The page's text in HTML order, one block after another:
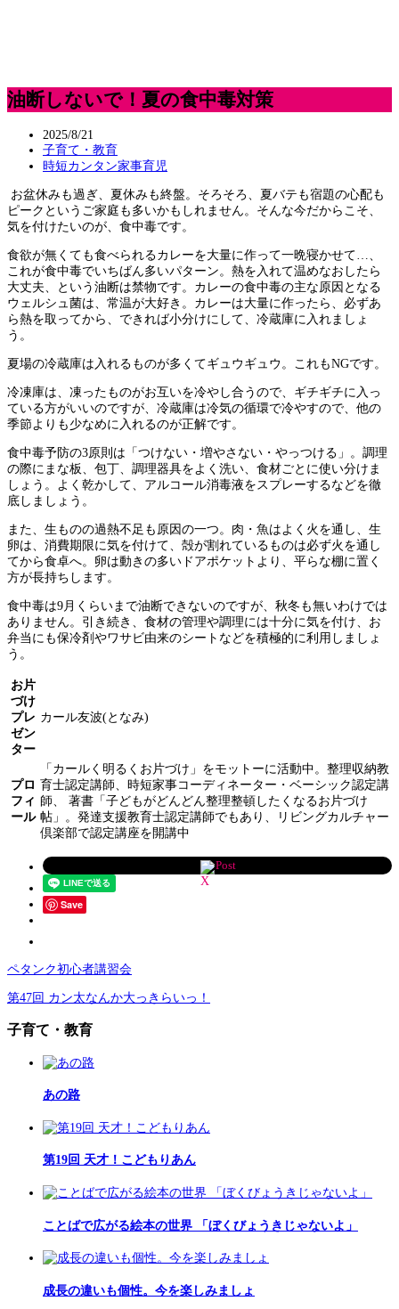
油断しないで！夏の食中毒対策
2025/8/21
子育て・教育
時短カンタン家事育児
お盆休みも過ぎ、夏休みも終盤。そろそろ、夏バテも宿題の心配も
ピークというご家庭も多いかもしれません。そんな今だからこそ、
気を付けたいのが、食中毒です。
食欲が無くても食べられるカレーを大量に作って一晩寝かせて…、
これが食中毒でいちばん多いパターン。熱を入れて温めなおしたら
大丈夫、という油断は禁物です。カレーの食中毒の主な原因となる
ウェルシュ菌は、常温が大好き。カレーは大量に作ったら、必ずあ
ら熱を取ってから、できれば小分けにして、冷蔵庫に入れましょ
う。
夏場の冷蔵庫は入れるものが多くてギュウギュウ。これもNGです。
冷凍庫は、凍ったものがお互いを冷やし合うので、ギチギチに入っ
ている方がいいのですが、冷蔵庫は冷気の循環で冷やすので、他の
季節よりも少なめに入れるのが正解です。
食中毒予防の3原則は「つけない・増やさない・やっつける」。調理
の際にまな板、包丁、調理器具をよく洗い、食材ごとに使い分けま
しょう。よく乾かして、アルコール消毒液をスプレーするなどを徹
底しましょう。
また、生ものの過熱不足も原因の一つ。肉・魚はよく火を通し、生
卵は、消費期限に気を付けて、殻が割れているものは必ず火を通し
てから食卓へ。卵は動きの多いドアポケットより、平らな棚に置く
方が長持ちします。
食中毒は9月くらいまで油断できないのですが、秋冬も無いわけでは
ありません。引き続き、食材の管理や調理には十分に気を付け、お
弁当にも保冷剤やワサビ由来のシートなどを積極的に利用しましょ
う。
お片
づけ
プレ
ゼン
ター
カール友波(となみ)
プロ
フィ
ール
「カールく明るくお片づけ」をモットーに活動中。整理収納教
育士認定講師、時短家事コーディネーター・ベーシック認定講
師、 著書「子どもがどんどん整理整頓したくなるお片づけ
帖」。発達支援教育士認定講師でもあり、リビングカルチャー
倶楽部で認定講座を開講中
Post
Save
ペタンク初心者講習会
第47回 カン太なんか大っきらいっ！
子育て・教育
あの路
第19回 天才！こどもりあん
ことばで広がる絵本の世界 「ぼくびょうきじゃないよ」
成長の違いも個性。今を楽しみましょ